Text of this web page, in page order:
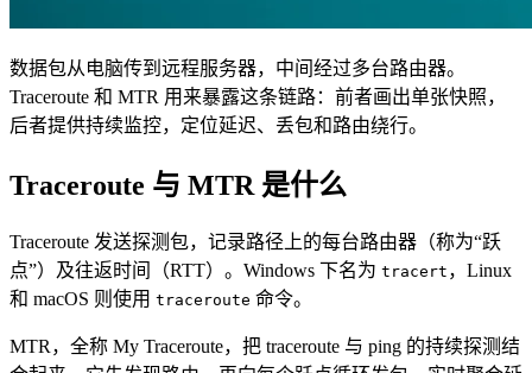
数据包从电脑传到远程服务器，中间经过多台路由器。
Traceroute 和 MTR 用来暴露这条链路：前者画出单张快照，
后者提供持续监控，定位延迟、丢包和路由绕行。
Traceroute 与 MTR 是什么
Traceroute 发送探测包，记录路径上的每台路由器（称为“跃
点”）及往返时间（RTT）。Windows 下名为 tracert ，Linux
和 macOS 则使用 traceroute 命令。
MTR，全称 My Traceroute，把 traceroute 与 ping 的持续探测结